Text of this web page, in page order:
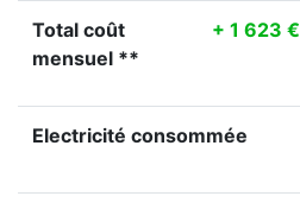
Total coût
mensuel **
+ 1 623 €
Electricité consommée